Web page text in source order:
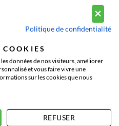
Politique de confidentialité
données de nos visiteurs, améliorer
et vous faire vivre une
sur les cookies que nous
REFUSER